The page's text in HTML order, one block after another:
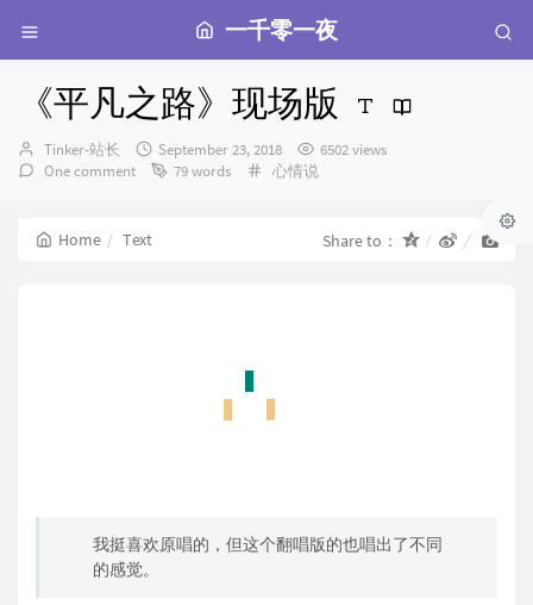
一千零一夜
《平凡之路》现场版
Author：
Tinker-站长
发
布
September 23, 2018
6502 views
One comment
79 words Categories：
心情说
Home Text Share to：
我挺喜欢原唱的，但这个翻唱版的也唱出了不同
的感觉。